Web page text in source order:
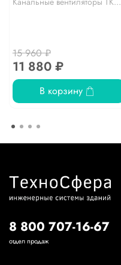
15 960 ₽
11 880 ₽
В корзину
8 800 707-16-67
отдел продаж